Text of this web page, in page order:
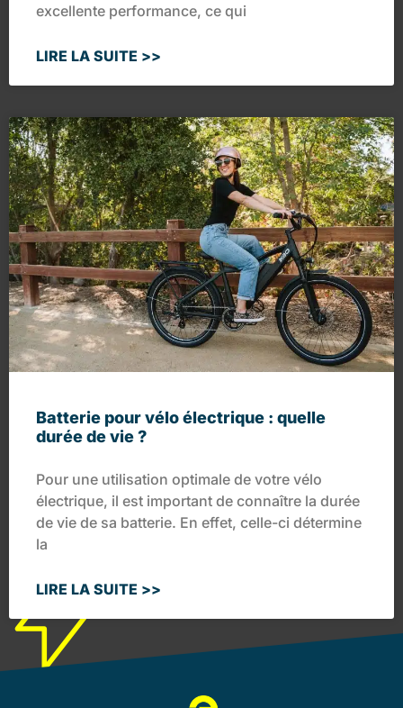
excellente performance, ce qui
LIRE LA SUITE >>
Batterie pour vélo électrique : quelle
durée de vie ?
Pour une utilisation optimale de votre vélo
électrique, il est important de connaître la durée
de vie de sa batterie. En effet, celle-ci détermine
la
LIRE LA SUITE >>